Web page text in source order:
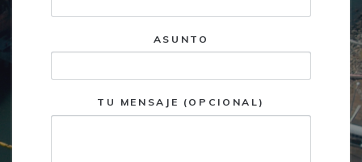
ASUNTO
TU MENSAJE (OPCIONAL)